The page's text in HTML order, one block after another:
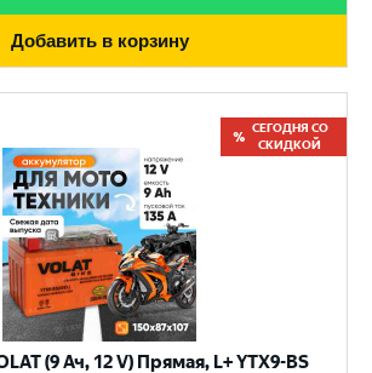
Добавить в корзину
СЕГОДНЯ СО
СКИДКОЙ
(9 Ач, 12 V) Прямая, L+ YTX9-BS